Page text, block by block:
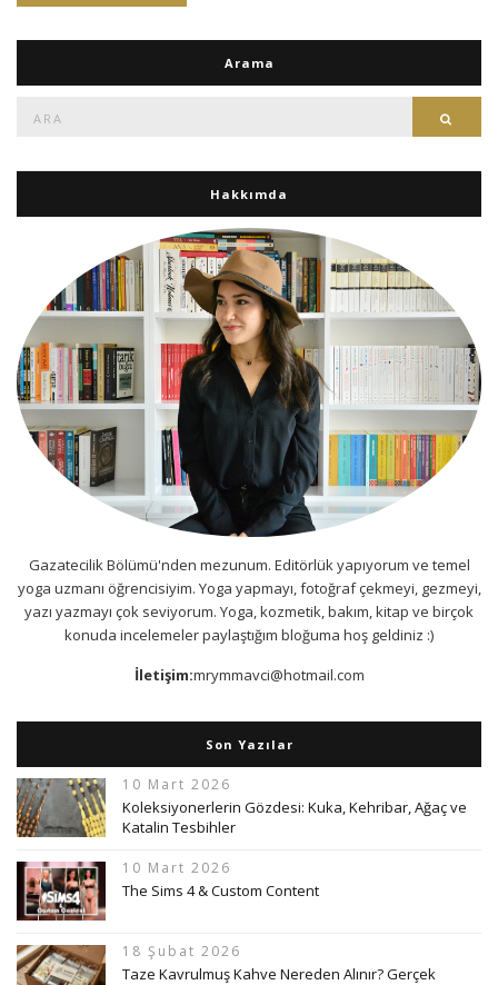
Arama
Hakkımda
Gazatecilik Bölümü'nden mezunum. Editörlük yapıyorum ve temel
yoga uzmanı öğrencisiyim. Yoga yapmayı, fotoğraf çekmeyi, gezmeyi,
yazı yazmayı çok seviyorum. Yoga, kozmetik, bakım, kitap ve birçok
konuda incelemeler paylaştığım bloğuma hoş geldiniz :)
İletişim:mrymmavci@hotmail.com
Son Yazılar
10 Mart 2026
Koleksiyonerlerin Gözdesi: Kuka, Kehribar, Ağaç ve
Katalin Tesbihler
10 Mart 2026
The Sims 4 & Custom Content
18 Şubat 2026
Taze Kavrulmuş Kahve Nereden Alınır? Gerçek